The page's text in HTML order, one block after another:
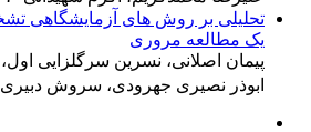
تحلیلی بر روش های آزمایشگاهی
یک مطالعه مروری
پیمان اصلانی، نسرین سرگلزایی اول،
ابوذر نصیری جهرودی، سروش